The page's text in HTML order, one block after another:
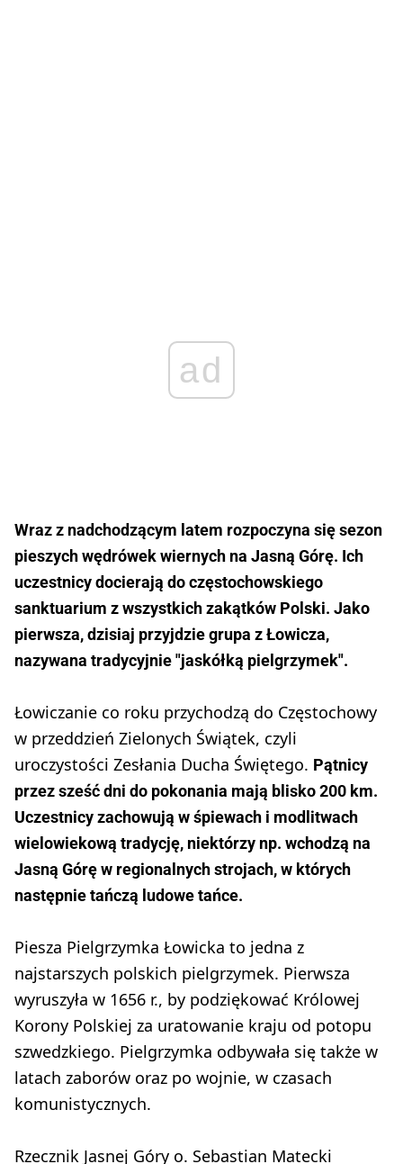
ad
Wraz z nadchodzącym latem rozpoczyna się sezon
pieszych wędrówek wiernych na Jasną Górę. Ich
uczestnicy docierają do częstochowskiego
sanktuarium z wszystkich zakątków Polski. Jako
pierwsza, dzisiaj przyjdzie grupa z Łowicza,
nazywana tradycyjnie "jaskółką pielgrzymek".
Łowiczanie co roku przychodzą do Częstochowy
w przeddzień Zielonych Świątek, czyli
uroczystości Zesłania Ducha Świętego. Pątnicy
przez sześć dni do pokonania mają blisko 200 km.
Uczestnicy zachowują w śpiewach i modlitwach
wielowiekową tradycję, niektórzy np. wchodzą na
Jasną Górę w regionalnych strojach, w których
następnie tańczą ludowe tańce.
Piesza Pielgrzymka Łowicka to jedna z
najstarszych polskich pielgrzymek. Pierwsza
wyruszyła w 1656 r., by podziękować Królowej
Korony Polskiej za uratowanie kraju od potopu
szwedzkiego. Pielgrzymka odbywała się także w
latach zaborów oraz po wojnie, w czasach
komunistycznych.
Rzecznik Jasnej Góry o. Sebastian Matecki